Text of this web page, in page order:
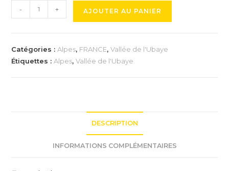
quantité
de
Col
- + AJOUTER AU PANIER
Catégories : Alpes, FRANCE,Vallée de l'Ubaye
Étiquettes : Alpes,Vallée de l'Ubaye
DESCRIPTION
INFORMATIONS COMPLÉMENTAIRES